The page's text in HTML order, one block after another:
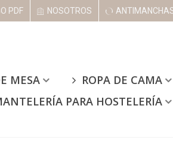
PDF NOSOTROS
MESA ROPA DE CAMA
PARA HOSTELERÍA